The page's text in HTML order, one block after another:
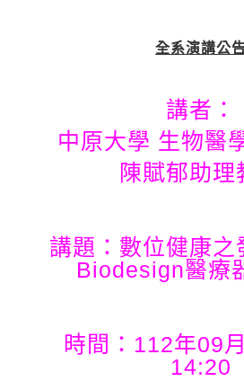
全系演講公
講者：
中原大學 生物醫
陳賦郁助理
講題：數位健康之
Biodesign醫療
時間：112年09
14:20